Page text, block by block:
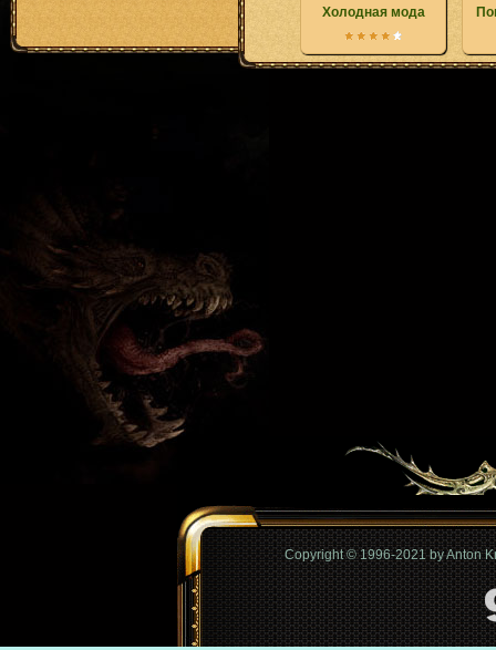
Холодная мода
Copyright © 1996-2021 by Anton